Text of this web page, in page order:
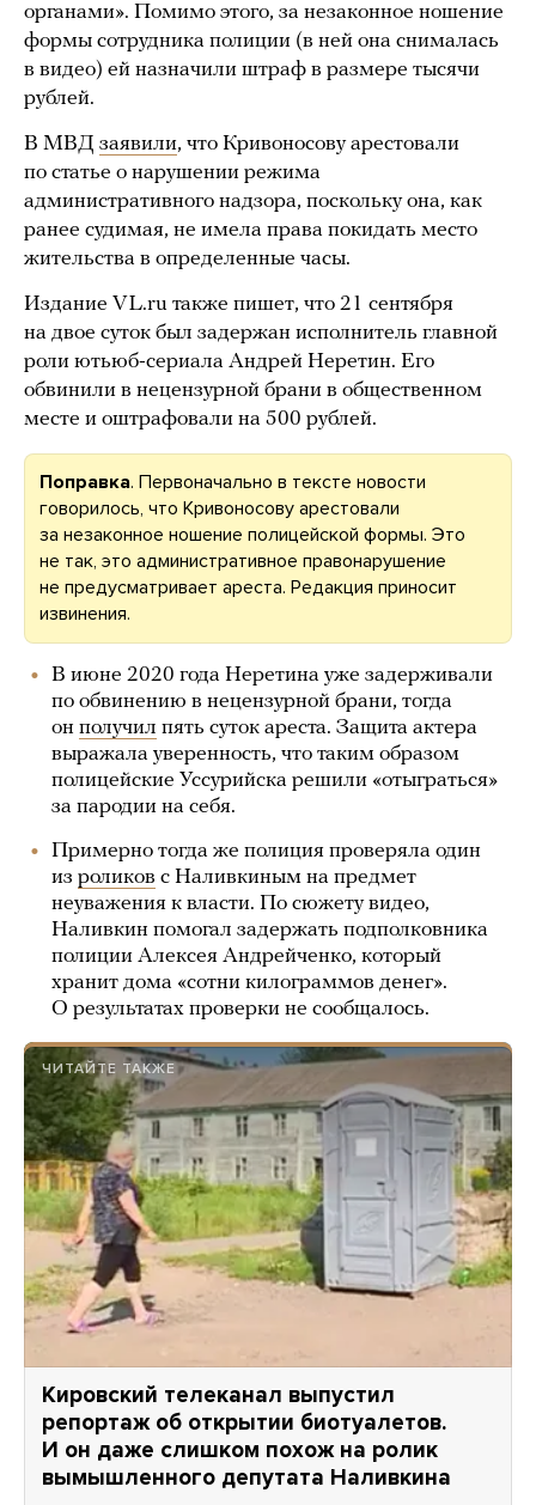
органами». Помимо этого, за незаконное ношение
формы сотрудника полиции (в ней она снималась
в видео) ей назначили штраф в размере тысячи
рублей.
В МВД заявили, что Кривоносову арестовали
по статье о нарушении режима
административного надзора, поскольку она, как
ранее судимая, не имела права покидать место
жительства в определенные часы.
Издание VL.ru также пишет, что 21 сентября
на двое суток был задержан исполнитель главной
роли ютьюб-сериала Андрей Неретин. Его
обвинили в нецензурной брани в общественном
месте и оштрафовали на 500 рублей.
Поправка. Первоначально в тексте новости
говорилось, что Кривоносову арестовали
за незаконное ношение полицейской формы. Это
не так, это административное правонарушение
не предусматривает ареста. Редакция приносит
извинения.
В июне 2020 года Неретина уже задерживали
по обвинению в нецензурной брани, тогда
он получил пять суток ареста. Защита актера
выражала уверенность, что таким образом
полицейские Уссурийска решили «отыграться»
за пародии на себя.
Примерно тогда же полиция проверяла один
из роликов с Наливкиным на предмет
неуважения к власти. По сюжету видео,
Наливкин помогал задержать подполковника
полиции Алексея Андрейченко, который
хранит дома «сотни килограммов денег».
О результатах проверки не сообщалось.
ЧИТАЙТЕ ТАКЖЕ
Кировский телеканал выпустил
репортаж об открытии биотуалетов.
И он даже слишком похож на ролик
вымышленного депутата Наливкина